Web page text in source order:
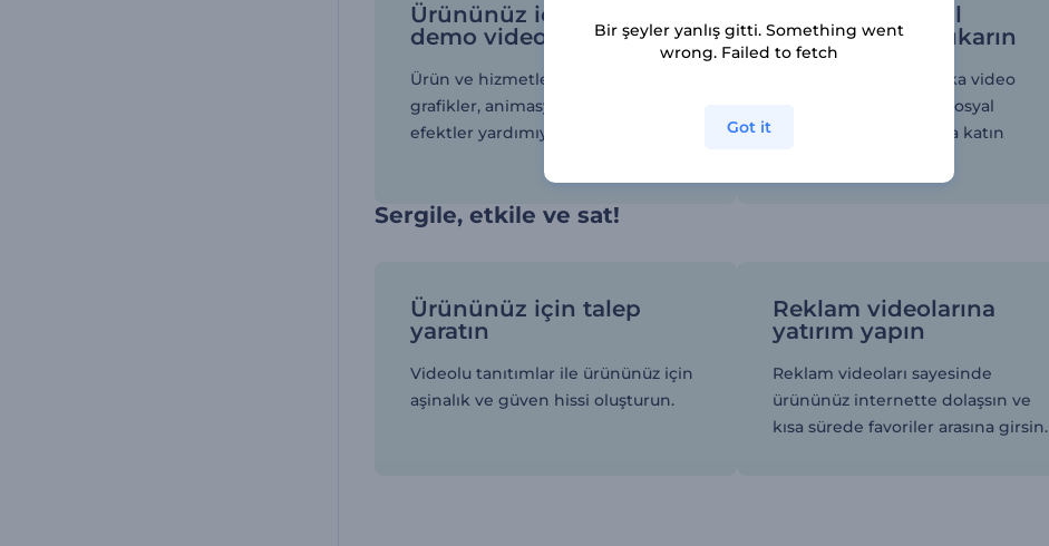
Ürününüz için en iyi
demo videoyu oluşturun
Ürün ve hizmetlerinizi profesyonel
grafikler, animasyonlar ve özel
efektler yardımıyla sergileyin.
Markanızı sosyal
medyada öne çıkarın
Takipçileriniz için harika video
içerikleri hazırlayarak sosyal
medyada tozu dumana katın
Sergile, etkile ve sat!
Ürününüz için talep
yaratın
Videolu tanıtımlar ile ürününüz için
aşinalık ve güven hissi oluşturun.
Reklam videolarına
yatırım yapın
Reklam videoları sayesinde
ürününüz internette dolaşsın ve
kısa sürede favoriler arasına girsin.
Bir şeyler yanlış gitti. Something went
wrong. Failed to fetch
Got it